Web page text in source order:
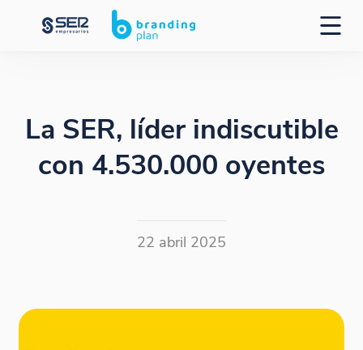
La SER, líder indiscutible
con 4.530.000 oyentes
22 abril 2025